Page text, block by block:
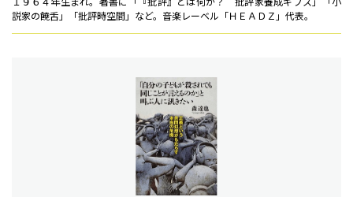
説家の饒舌」「批評時空間」など。音楽レーベル「ＨＥＡＤＺ」代表。